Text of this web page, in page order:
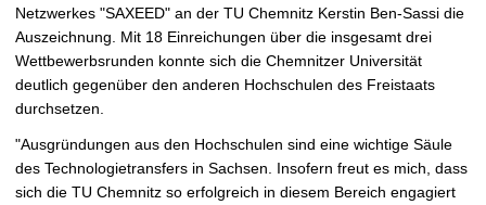
Netzwerkes "SAXEED" an der TU Chemnitz Kerstin Ben-Sassi die
Auszeichnung. Mit 18 Einreichungen über die insgesamt drei
Wettbewerbsrunden konnte sich die Chemnitzer Universität
deutlich gegenüber den anderen Hochschulen des Freistaats
durchsetzen.
"Ausgründungen aus den Hochschulen sind eine wichtige Säule
des Technologietransfers in Sachsen. Insofern freut es mich, dass
sich die TU Chemnitz so erfolgreich in diesem Bereich engagiert